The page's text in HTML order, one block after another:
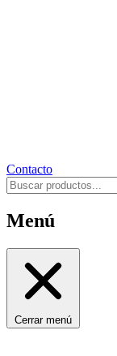
Contacto
Menú
Cerrar menú